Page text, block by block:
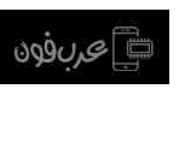
Skip
to